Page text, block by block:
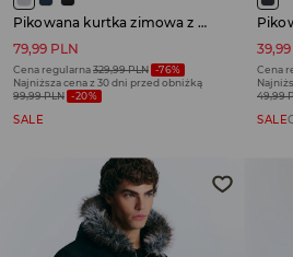
Pikowana kurtka zimowa z kapturem odpinanym futerkiem szara
79,99 PLN
Cena regularna329,99 PLN -76%
Najniższa cena z 30 dni przed obniżką
99,99 PLN -20%
SALE
Cena
49,99
SALE